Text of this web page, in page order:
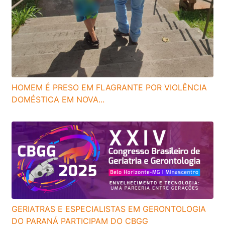
HOMEM É PRESO EM FLAGRANTE POR VIOLÊNCIA
DOMÉSTICA EM NOVA...
GERIATRAS E ESPECIALISTAS EM GERONTOLOGIA
DO PARANÁ PARTICIPAM DO CBGG